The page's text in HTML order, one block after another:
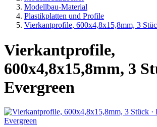
Modellbau-Material
Plastikplatten und Profile
Vierkantprofile, 600x4,8x15,8mm, 3
Vierkantprofile,
600x4,8x15,8mm, 3
Evergreen